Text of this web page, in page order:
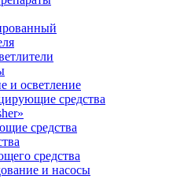
и осветление
средства
средства
средства
и насосы